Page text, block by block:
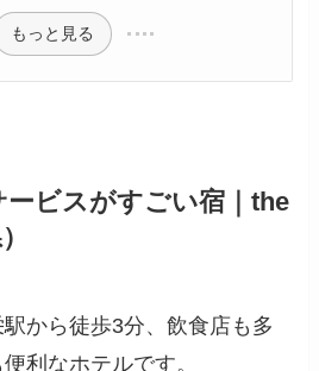
もっと見る
ービスがすごい宿｜the
から徒歩3分、飲食店も多
利なホテルです。